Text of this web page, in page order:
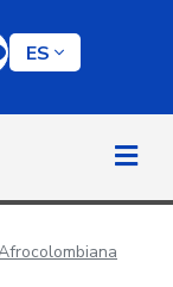
clave
ES